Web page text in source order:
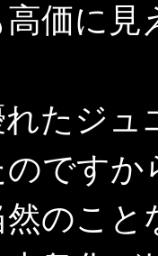
高価に
たジ
です
のこと